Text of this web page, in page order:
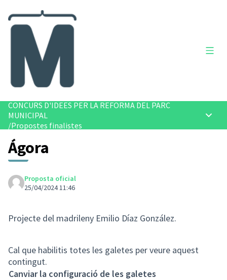
CONCURS D'IDEES PER LA REFORMA DEL PARC
MUNICIPAL
/Propostes finalistes
Ágora
Proposta oficial
25/04/2024 11:46
Projecte del madrileny Emilio Díaz González.
Cal que habilitis totes les galetes per veure aquest
contingut.
Canviar la configuració de les galetes